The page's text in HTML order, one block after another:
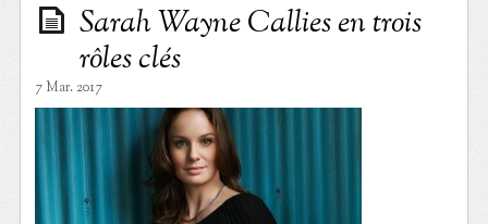
Sarah Wayne Callies en trois
rôles clés
7 Mar. 2017